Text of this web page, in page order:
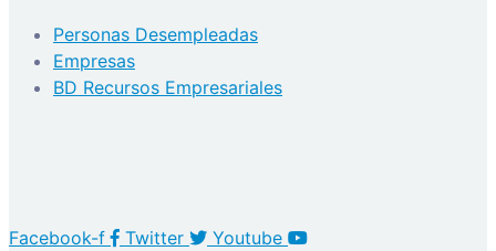
Personas Desempleadas
Empresas
BD Recursos Empresariales
Facebook-f Twitter
Youtube